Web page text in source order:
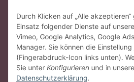
Durch Klicken auf „Alle
Einsatz folgender Dienste auf
Vimeo, Google Analytics, Google
Manager. Sie können die
(Fingerabdruck-Icon links unten).
Sie unter Konfigurieren und in
Datenschutzerklärung.